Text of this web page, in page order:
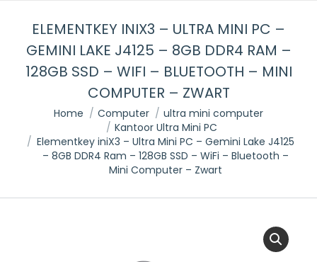
ELEMENTKEY INIX3 – ULTRA MINI PC –
GEMINI LAKE J4125 – 8GB DDR4 RAM –
128GB SSD – WIFI – BLUETOOTH – MINI
COMPUTER – ZWART
Je bent hier:
Home Computer
ultra mini computer
Kantoor Ultra Mini PC
Elementkey iniX3 – Ultra Mini PC – Gemini Lake J4125
– 8GB DDR4 Ram – 128GB SSD – WiFi – Bluetooth –
Mini Computer – Zwart